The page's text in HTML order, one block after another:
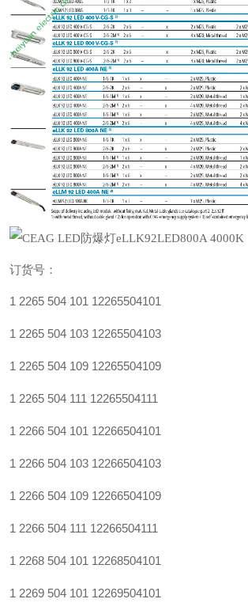
订货号：
1 2265 504 101 12265504101
1 2265 504 103 12265504103
1 2265 504 109 12265504109
1 2265 504 111 12265504111
1 2266 504 101 12266504101
1 2266 504 103 12266504103
1 2266 504 109 12266504109
1 2266 504 111 12266504111
1 2268 504 101 12268504101
1 2269 504 101 12269504101